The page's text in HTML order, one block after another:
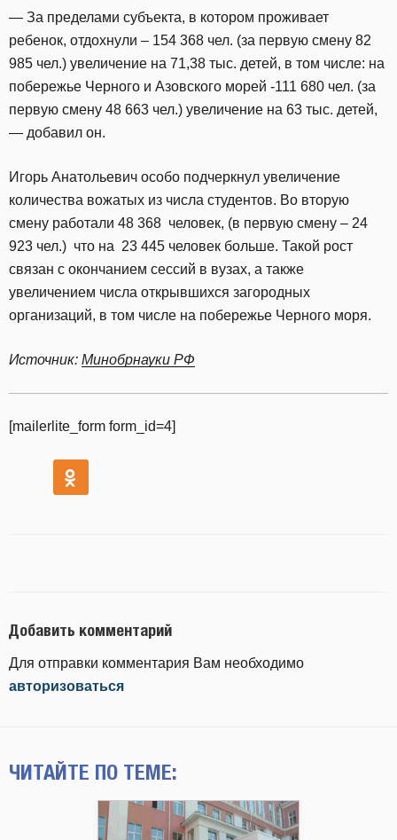
— За пределами субъекта, в котором проживает
ребенок, отдохнули – 154 368 чел. (за первую смену 82
985 чел.) увеличение на 71,38 тыс. детей, в том числе: на
побережье Черного и Азовского морей -111 680 чел. (за
первую смену 48 663 чел.) увеличение на 63 тыс. детей,
— добавил он.
Игорь Анатольевич особо подчеркнул увеличение
количества вожатых из числа студентов. Во вторую
смену работали 48 368 человек, (в первую смену – 24
923 чел.) что на 23 445 человек больше. Такой рост
связан с окончанием сессий в вузах, а также
увеличением числа открывшихся загородных
организаций, в том числе на побережье Черного моря.
Источник: Минобрнауки РФ
[mailerlite_form form_id=4]
Добавить комментарий
Для отправки комментария Вам необходимо
авторизоваться
ЧИТАЙТЕ ПО ТЕМЕ: